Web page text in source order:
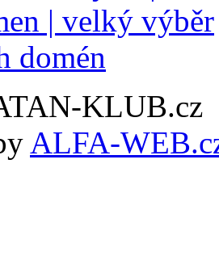
KLUB.cz
ALFA-